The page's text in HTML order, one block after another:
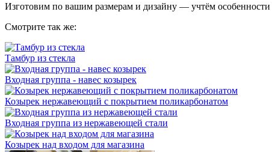
Изготовим по вашим размерам и дизайну — учтём
Смотрите так же:
Тамбур из стекла
Входная группа - навес козырек
Козырек нержавеющий с покрытием поликарбонатом
Входная группа из нержавеющей стали
Козырек над входом для магазина